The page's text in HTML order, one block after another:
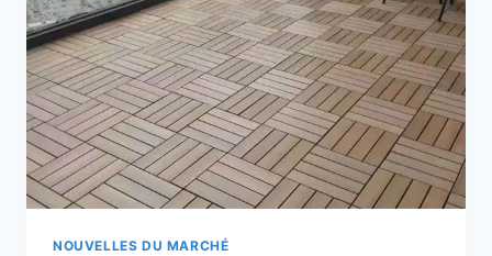
POUR
VOTRE
PROCHAIN
PROJET
?
NOUVELLES DU MARCHÉ